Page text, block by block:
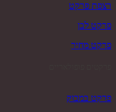
רצפת פרקט
פרקט לבן
פרקט מחיר
פרקט במבוק